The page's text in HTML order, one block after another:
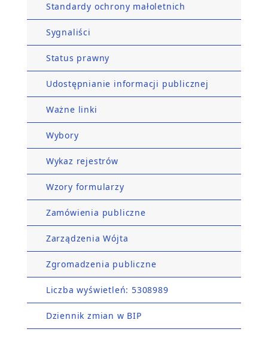
Standardy ochrony małoletnich
Sygnaliści
Status prawny
Udostępnianie informacji publicznej
Ważne linki
Wybory
Wykaz rejestrów
Wzory formularzy
Zamówienia publiczne
Zarządzenia Wójta
Zgromadzenia publiczne
Liczba wyświetleń: 5308989
Dziennik zmian w BIP